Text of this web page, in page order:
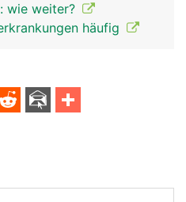
wie weiter?
häufig